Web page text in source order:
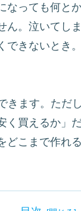
なっても何と
ん。泣いてし
できないとき
きます。ただ
く買えるか」
どこまで作れ